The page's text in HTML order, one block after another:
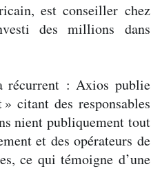
est conseiller chez
des millions dans
récurrent : Axios publie
» citant des responsables
nient publiquement tout
et des opérateurs de
ce qui témoigne d’une